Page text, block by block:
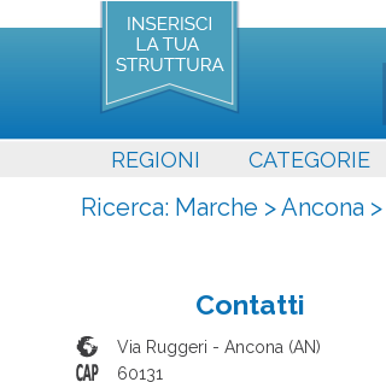
REGIONI CATEGORIE
Ricerca: Marche >Ancona >
Contatti
Via Ruggeri - Ancona (AN)
60131